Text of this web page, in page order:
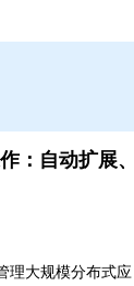
：自动扩展、
大规模分布式应